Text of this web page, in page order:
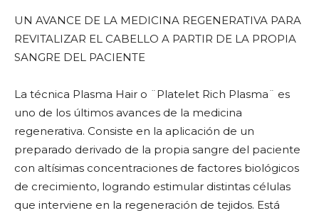
UN AVANCE DE LA MEDICINA REGENERATIVA PARA
REVITALIZAR EL CABELLO A PARTIR DE LA PROPIA
SANGRE DEL PACIENTE
La técnica Plasma Hair o ¨Platelet Rich Plasma¨ es
uno de los últimos avances de la medicina
regenerativa. Consiste en la aplicación de un
preparado derivado de la propia sangre del paciente
con altísimas concentraciones de factores biológicos
de crecimiento, logrando estimular distintas células
que interviene en la regeneración de tejidos. Está